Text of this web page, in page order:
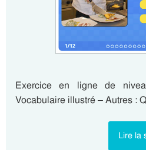
Exercice en ligne de
Vocabulaire illustré – Autres :
Lire la